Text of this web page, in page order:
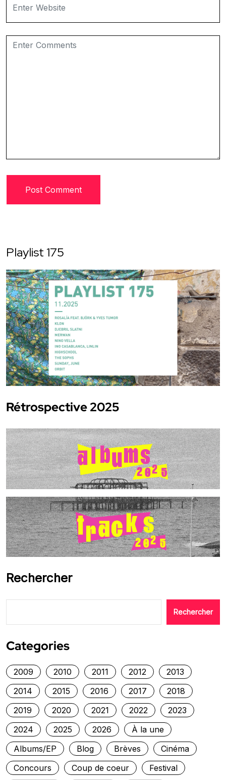
Playlist 175
Rétrospective 2025
Rechercher
Rechercher
Categories
2009 2010 2011 2012
2013
2014
2015 2016 2017
2018
2019
2020 2021 2022
2023
2024
2025 2026
À la une
Albums/EP
Blog Brèves
Cinéma
Concours
Coup de coeur
Festival